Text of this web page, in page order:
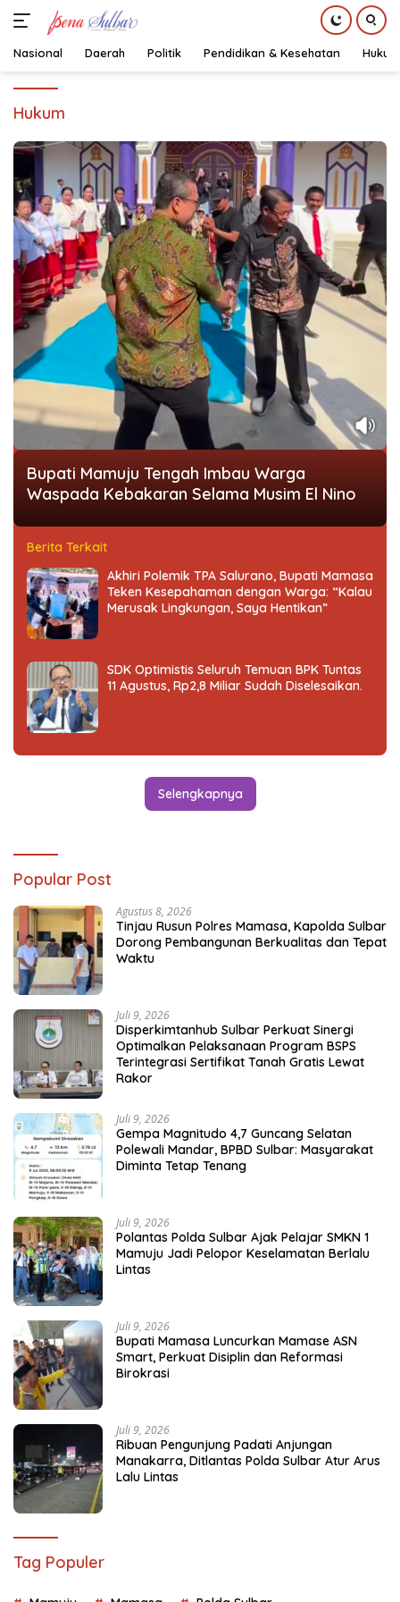
konten
Nasional Daerah Politik Pendidikan & Kesehatan Hukum
Hukum
Bupati Mamuju Tengah Imbau Warga
Waspada Kebakaran Selama Musim El Nino
Berita Terkait
Akhiri Polemik TPA Salurano, Bupati Mamasa
Teken Kesepahaman dengan Warga: “Kalau
Merusak Lingkungan, Saya Hentikan”
SDK Optimistis Seluruh Temuan BPK Tuntas
11 Agustus, Rp2,8 Miliar Sudah Diselesaikan.
Selengkapnya
Popular Post
Agustus 8, 2026
Tinjau Rusun Polres Mamasa, Kapolda Sulbar
Dorong Pembangunan Berkualitas dan Tepat
Waktu
Juli 9, 2026
Disperkimtanhub Sulbar Perkuat Sinergi
Optimalkan Pelaksanaan Program BSPS
Terintegrasi Sertifikat Tanah Gratis Lewat
Rakor
Juli 9, 2026
Gempa Magnitudo 4,7 Guncang Selatan
Polewali Mandar, BPBD Sulbar: Masyarakat
Diminta Tetap Tenang
Juli 9, 2026
Polantas Polda Sulbar Ajak Pelajar SMKN 1
Mamuju Jadi Pelopor Keselamatan Berlalu
Lintas
Juli 9, 2026
Bupati Mamasa Luncurkan Mamase ASN
Smart, Perkuat Disiplin dan Reformasi
Birokrasi
Juli 9, 2026
Ribuan Pengunjung Padati Anjungan
Manakarra, Ditlantas Polda Sulbar Atur Arus
Lalu Lintas
Tag Populer